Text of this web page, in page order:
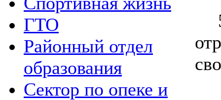
ГТО
Районный отдел
образования
Сектор по опеке и